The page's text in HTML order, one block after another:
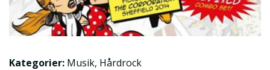
Kategorier: Musik, Hårdrock